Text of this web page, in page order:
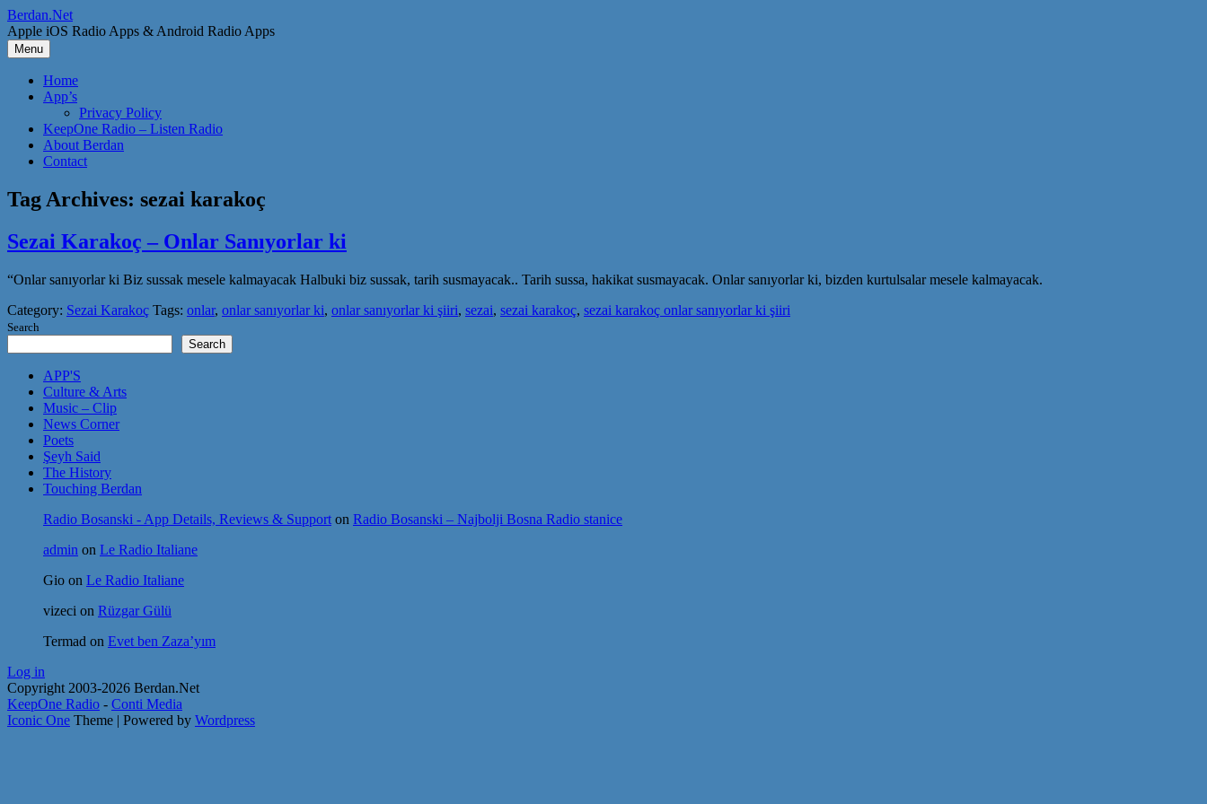
Skip
to
content
Berdan.Net
Apple iOS Radio Apps & Android Radio Apps
Menu
Home
App’s
Privacy Policy
KeepOne Radio – Listen Radio
About Berdan
Contact
Tag Archives: sezai karakoç
Sezai Karakoç – Onlar Sanıyorlar ki
“Onlar sanıyorlar ki Biz sussak mesele kalmayacak Halbuki biz sussak, tarih susmayacak.. Tarih sussa, hakikat susmayacak. Onlar sanıyorlar ki, bizden kurtulsalar mesele kalmayacak.
Category: Sezai Karakoç Tags: onlar, onlar sanıyorlar ki, onlar sanıyorlar ki şiiri, sezai, sezai karakoç, sezai karakoç onlar sanıyorlar ki şiiri
Search
Search
APP'S
Culture & Arts
Music – Clip
News Corner
Poets
Şeyh Said
The History
Touching Berdan
Radio Bosanski - App Details, Reviews & Support on Radio Bosanski – Najbolji Bosna Radio stanice
admin on Le Radio Italiane
Gio on Le Radio Italiane
vizeci on Rüzgar Gülü
Termad on Evet ben Zaza’yım
Log in
Copyright 2003-2026 Berdan.Net
KeepOne Radio - Conti Media
Iconic One Theme | Powered by Wordpress